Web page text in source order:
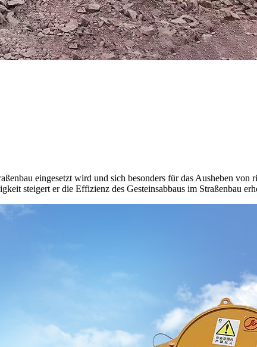
eingesetzt wird und sich besonders für das Ausheben
steigert er die Effizienz des Gesteinsabbaus im Straßenbau